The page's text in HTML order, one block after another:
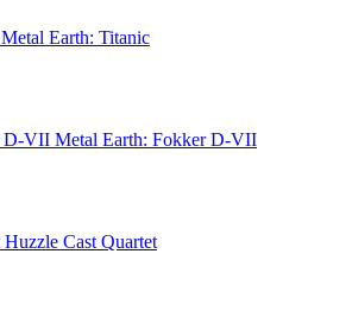
Metal Earth: Titanic
Metal Earth: Fokker D-VII
Huzzle Cast Quartet